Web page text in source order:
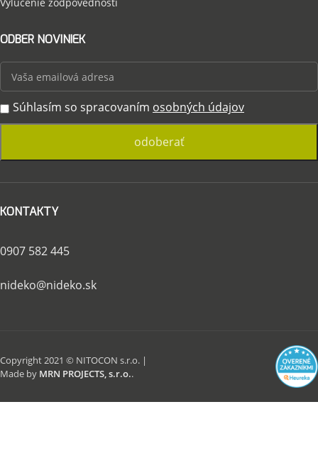
Vylúčenie zodpovednosti
ODBER NOVINIEK
Súhlasím so spracovaním osobných údajov
KONTAKTY
0907 582 445
nideko@nideko.sk
Copyright 2021 © NITOCON s.r.o. |
Made by MRN PROJECTS, s.r.o..